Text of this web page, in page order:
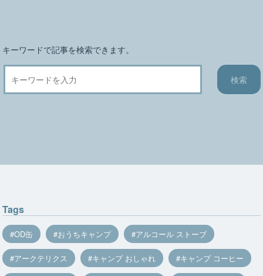
キーワードで記事を検索できます。
Tags
OD缶 おうちキャンプ アルコール ストーブ
アークテリクス キャンプ おしゃれ キャンプ コーヒー